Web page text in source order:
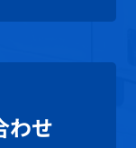
わせ